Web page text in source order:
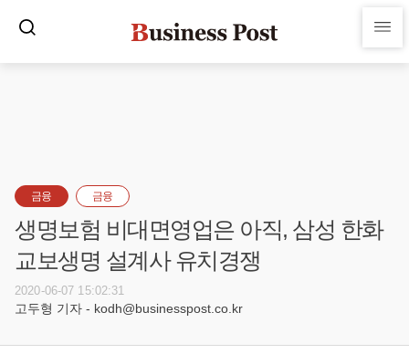
금융 금융
생명보험 비대면영업은 아직, 삼성 한화
교보생명 설계사 유치경쟁
2020-06-07 15:02:31
고두형 기자 - kodh@businesspost.co.kr